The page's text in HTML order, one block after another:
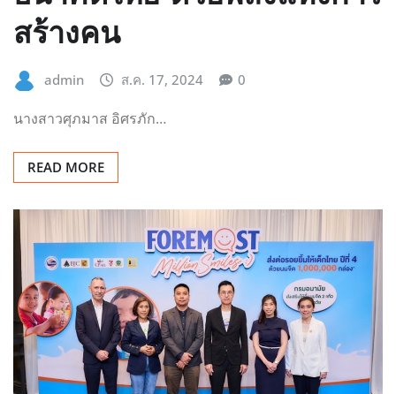
สร้างคน
admin ส.ค. 17, 2024 0
นางสาวศุภมาส อิศรภัก…
READ MORE